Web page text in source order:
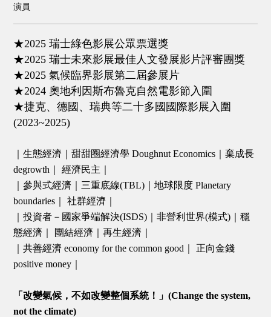
演員
★2025 瑞士綠色影展公眾票選獎
★2025 瑞士未來影展最佳人文發展影片評審團獎
★2025 氣候臨界影展第二屆參展片
★2024 奧地利因斯布魯克自然電影節入圍
★捷克、德國、瑞典等二十多國國際影展入圍
(2023~2025)
｜生態經濟｜甜甜圈經濟學 Doughnut Economics｜棄成長
degrowth｜ 經濟民主｜
｜參與式經濟｜三重底線(TBL)｜地球限度 Planetary
boundaries｜ 社群經濟｜
｜投資者－國家爭端解決(ISDS)｜非營利世界(模式)｜穩
態經濟｜ 團結經濟｜再生經濟｜
｜共善經濟 economy for the common good｜ 正向金錢
positive money｜
「改變氣候，不如改變整個系統！」(Change the system,
not the climate)